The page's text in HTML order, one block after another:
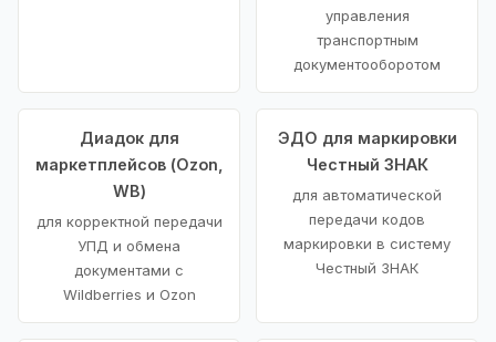
управления
транспортным
документооборотом
Диадок для
маркетплейсов (Ozon,
WB)
для корректной передачи
УПД и обмена
документами с
Wildberries и Ozon
ЭДО для маркировки
Честный ЗНАК
для автоматической
передачи кодов
маркировки в систему
Честный ЗНАК